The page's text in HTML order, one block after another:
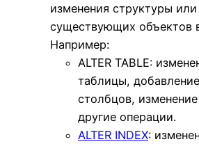
изменения структуры
существующих объектов
Например:
ALTER TABLE:
таблицы,
столбцов,
другие операции.
ALTER INDEX: